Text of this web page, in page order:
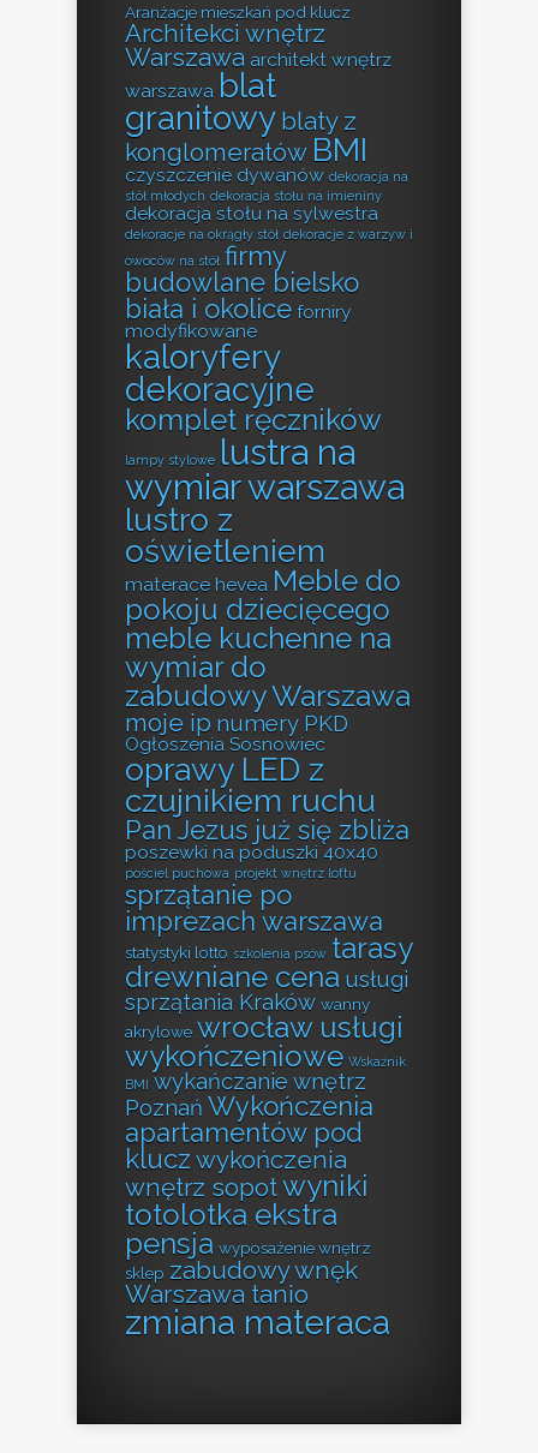
Aranżacje mieszkań pod klucz
Architekci wnętrz
Warszawa architekt wnętrz
warszawa blat
granitowy blaty z
konglomeratów BMI
czyszczenie dywanów dekoracja na
stół młodych dekoracja stołu na imieniny
dekoracja stołu na sylwestra
dekoracje na okrągły stół dekoracje z warzyw i
owoców na stół firmy
budowlane bielsko
biała i okolice forniry
modyfikowane
kaloryfery
dekoracyjne
komplet ręczników
lampy stylowe lustra na
wymiar warszawa
lustro z
oświetleniem
materace hevea Meble do
pokoju dziecięcego
meble kuchenne na
wymiar do
zabudowy Warszawa
moje ip numery PKD
Ogłoszenia Sosnowiec
oprawy LED z
czujnikiem ruchu
Pan Jezus już się zbliża
poszewki na poduszki 40x40
pościel puchowa projekt wnętrz loftu
sprzątanie po
imprezach warszawa
statystyki lotto szkolenia psów tarasy
drewniane cena usługi
sprzątania Kraków wanny
akrylowe wrocław usługi
wykończeniowe Wskaźnik
BMI wykańczanie wnętrz
Poznań Wykończenia
apartamentów pod
klucz wykończenia
wnętrz sopotwyniki
totolotka ekstra
pensja wyposażenie wnętrz
sklep zabudowy wnęk
Warszawa tanio
zmiana materaca